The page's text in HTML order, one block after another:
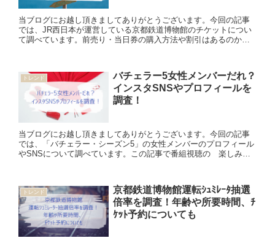
当ブログにお越し頂きましてありがとうございます。今回の記事
では、JR西日本が運営している京都鉄道博物館のチケットについ
て調べています。前売り・当日券の購入方法や割引はあるのか、
トレンド
バチェラー5女性メンバーだれ？
インスタSNSやプロフィールを
調査！
当ブログにお越し頂きましてありがとうございます。今回の記事
では、「バチェラー・シーズン5」の女性メンバーのプロフィール
やSNSについて調べています。この記事で番組視聴の 楽しみが
トレンド
京都鉄道博物館運転ｼｭﾐﾚｰﾀ抽選
倍率を調査！年齢や所要時間、ﾁ
ｹｯﾄ予約についても